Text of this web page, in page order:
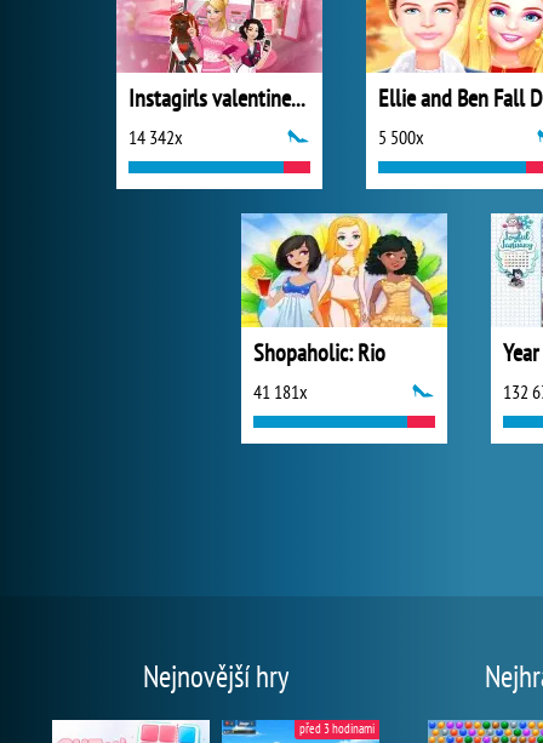
Instagirls valentines Dress Up
14 342x 5 500x
Shopaholic: Rio
41 181x 132
Nejnovější hry
před 3 hodinami